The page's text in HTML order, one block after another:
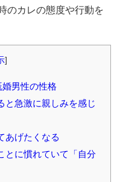
のカレの態度や行動を
]
男性の性格
と急激に親しみを感じ
あげたくなる
とに慣れていて「自分